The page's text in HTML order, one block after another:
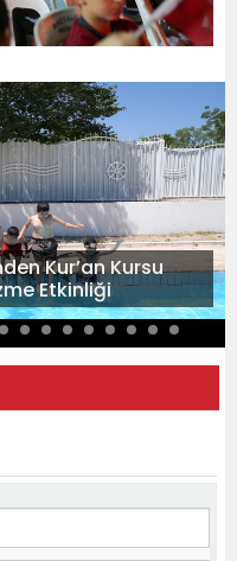
Kur’an Kursu
Etkinliği